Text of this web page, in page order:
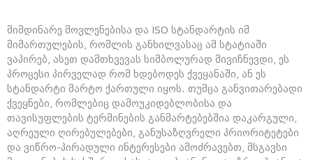
მიმდინარე მოვლენებისა და ISO სტანდარტის იმ
მიმართულების, რომლის განხილვასაც ამ სტატიაში
ვაპირებ, ასეთ დამთხვევას სიმბოლურად მივიჩნევდი, ეს
პროცესი პირველად რომ ხდებოდეს ქვეყანაში, ან ეს
სტანდარტი მარტო ქართული იყოს. თუმცა განვითარებადი
ქვეყნები, რომლებიც დამოუკიდებლობისა და
თავისუფლების ტერმინების განმარტებებშია დაკარგული,
აღრეული ღირებულებები, განუსაზღვრელი პრიორიტეტები
და ვიწრო-პირადული ინტერესები ამოძრავებთ, მსგავსი